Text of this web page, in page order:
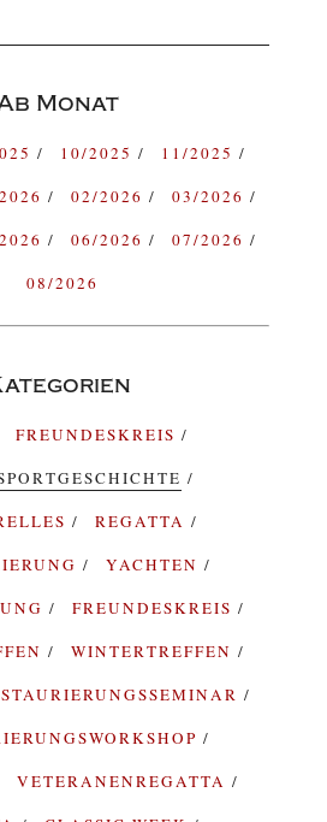
Monat
10/2025
11/2025
02/2026
03/2026
06/2026
07/2026
08/2026
FREUNDESKREIS
REGATTA
YACHTEN
FREUNDESKREIS
WINTERTREFFEN
VETERANENREGATTA